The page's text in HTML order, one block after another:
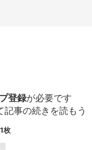
登録が必要です
記事の続きを読もう
枚